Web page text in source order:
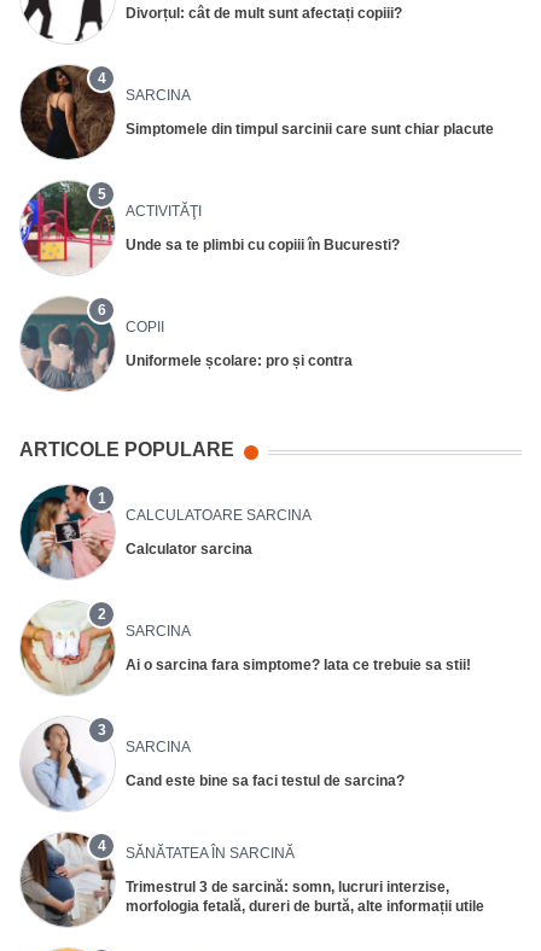
Divorțul: cât de mult sunt afectați copiii?
4
SARCINA
Simptomele din timpul sarcinii care sunt chiar placute
5
ACTIVITĂŢI
Unde sa te plimbi cu copiii în Bucuresti?
6
COPII
Uniformele școlare: pro și contra
ARTICOLE POPULARE
1
CALCULATOARE SARCINA
Calculator sarcina
2
SARCINA
Ai o sarcina fara simptome? Iata ce trebuie sa stii!
3
SARCINA
Cand este bine sa faci testul de sarcina?
4
SĂNĂTATEA ÎN SARCINĂ
Trimestrul 3 de sarcină: somn, lucruri interzise,
morfologia fetală, dureri de burtă, alte informații utile